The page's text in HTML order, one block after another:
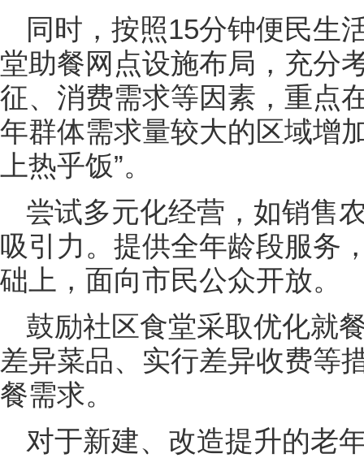
同时，按照15分钟便民生
堂助餐网点设施布局，充分
征、消费需求等因素，重点
年群体需求量较大的区域增
上热乎饭”。
尝试多元化经营，如销售
吸引力。提供全年龄段服务
础上，面向市民公众开放。
鼓励社区食堂采取优化就
差异菜品、实行差异收费等
餐需求。
对于新建、改造提升的老